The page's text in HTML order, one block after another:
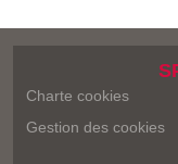
Charte cookies
Gestion des cookies